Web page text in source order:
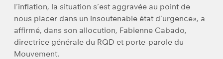
l’inflation, la situation s’est aggravée au point de
nous placer dans un insoutenable état d’urgence», a
affirmé, dans son allocution, Fabienne Cabado,
directrice générale du RQD et porte-parole du
Mouvement.